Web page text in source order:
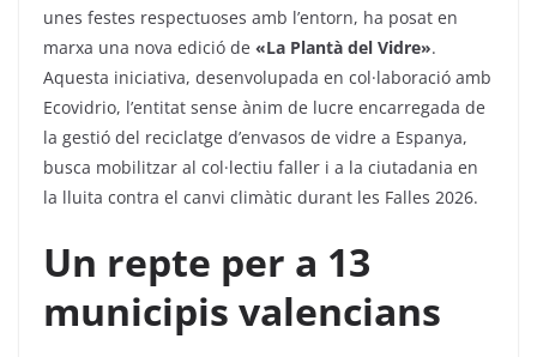
unes festes respectuoses amb l’entorn, ha posat en
marxa una nova edició de «La Plantà del Vidre».
Aquesta iniciativa, desenvolupada en col·laboració amb
Ecovidrio, l’entitat sense ànim de lucre encarregada de
la gestió del reciclatge d’envasos de vidre a Espanya,
busca mobilitzar al col·lectiu faller i a la ciutadania en
la lluita contra el canvi climàtic durant les Falles 2026.
Un repte per a 13
municipis valencians